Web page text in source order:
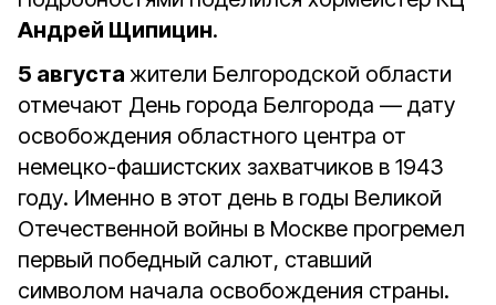
Андрей Щипицин.
5 августа жители Белгородской области
отмечают День города Белгорода — дату
освобождения областного центра от
немецко-фашистских захватчиков в 1943
году. Именно в этот день в годы Великой
Отечественной войны в Москве прогремел
первый победный салют, ставший
символом начала освобождения страны.